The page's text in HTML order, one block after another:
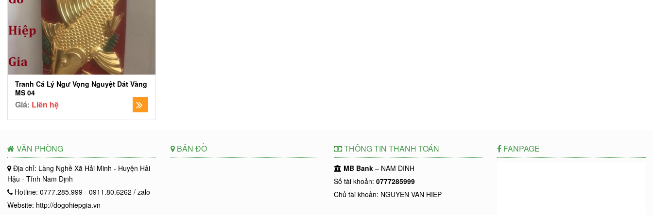
Tranh Cá Lý Ngư Vọng Nguyệt Dát Vàng
MS 04
Giá: Liên hệ
VĂN PHÒNG
Địa chỉ: Làng Nghề Xã Hải Minh - Huyện Hải
Hậu - Tỉnh Nam Định
Hotline: 0777.285.999 - 0911.80.6262 / zalo
Website: http://dogohiepgia.vn
BẢN ĐỒ THÔNG TIN THANH TOÁN
MB Bank – NAM DINH
Số tài khoản: 0777285999
Chủ tài khoản: NGUYEN VAN HIEP
FANPAGE